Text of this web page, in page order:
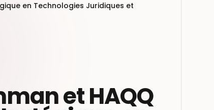
en Technologies Juridiques et
et HAQQ